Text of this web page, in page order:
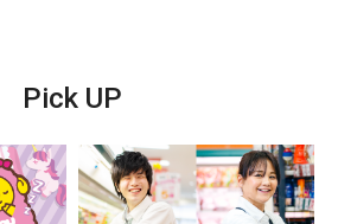
Pick UP